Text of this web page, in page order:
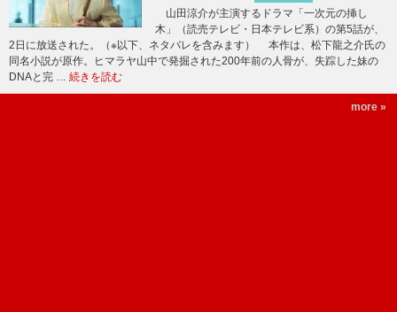
山田涼介が主演するドラマ「一次元の挿し
木」（読売テレビ・日本テレビ系）の第5話が、
2日に放送された。（※以下、ネタバレを含みます） 本作は、松下龍之介氏の
同名小説が原作。ヒマラヤ山中で発掘された200年前の人骨が、失踪した妹の
DNAと完 … 続きを読む
more »